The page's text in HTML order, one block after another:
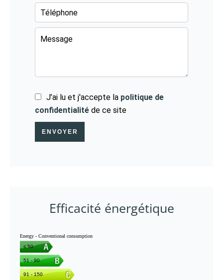
J’ai lu et j'accepte la politique de
confidentialité de ce site
ENVOYER
Efficacité énergétique